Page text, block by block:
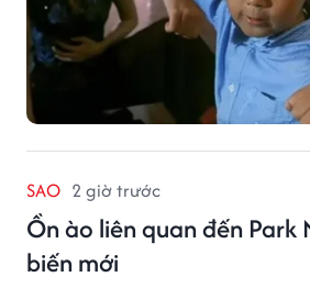
SAO 2 giờ trước
Ồn ào liên quan đến Park
biến mới